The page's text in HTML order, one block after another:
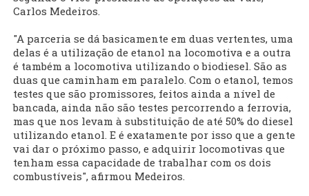
Carlos Medeiros.
"A parceria se dá basicamente em duas vertentes, uma
delas é a utilização de etanol na locomotiva e a outra
é também a locomotiva utilizando o biodiesel. São as
duas que caminham em paralelo. Com o etanol, temos
testes que são promissores, feitos ainda a nível de
bancada, ainda não são testes percorrendo a ferrovia,
mas que nos levam à substituição de até 50% do diesel
utilizando etanol. E é exatamente por isso que a gente
vai dar o próximo passo, e adquirir locomotivas que
tenham essa capacidade de trabalhar com os dois
combustíveis", afirmou Medeiros.